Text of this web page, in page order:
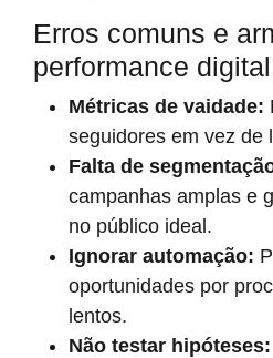
Erros comuns e
performance digital
Métricas de vaidade:
seguidores em vez de
Falta de
campanhas amplas e
no público ideal.
Ignorar automação:
oportunidades por
lentos.
Não testar hipóteses: